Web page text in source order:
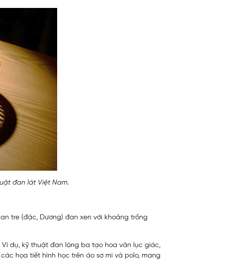
đan lát Việt Nam.
tre (đặc, Dương) đan xen với khoảng trống
dụ, kỹ thuật đan lóng ba tạo hoa văn lục giác,
họa tiết hình học trên áo sơ mi và polo, mang